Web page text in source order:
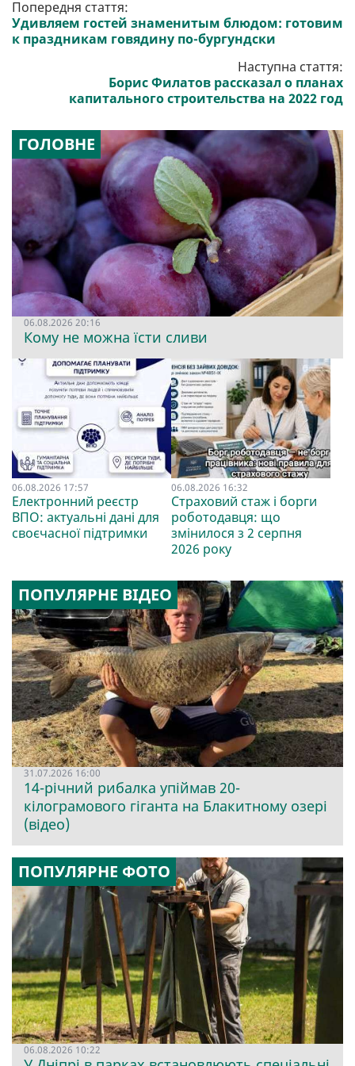
Попередня стаття:
Удивляем гостей знаменитым блюдом: готовим
к праздникам говядину по-бургундски
Наступна стаття:
Борис Филатов рассказал о планах
капитального строительства на 2022 год
ГОЛОВНЕ
06.08.2026 20:16
Кому не можна їсти сливи
06.08.2026 17:57
Електронний реєстр
ВПО: актуальні дані для
своєчасної підтримки
06.08.2026 16:32
Страховий стаж і борги
роботодавця: що
змінилося з 2 серпня
2026 року
ПОПУЛЯРНЕ ВІДЕО
31.07.2026 16:00
14-річний рибалка упіймав 20-
кілограмового гіганта на Блакитному озері
(відео)
ПОПУЛЯРНЕ ФОТО
06.08.2026 10:22